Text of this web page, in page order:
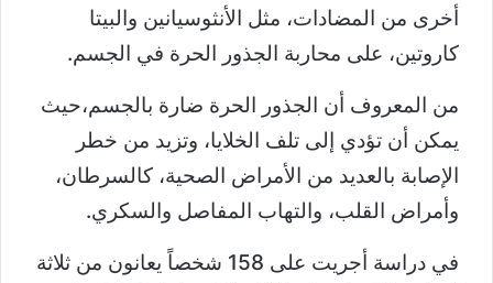
أخرى من المضادات، مثل الأنثوسيانين والبيتا
كاروتين، على محاربة الجذور الحرة في الجسم.
من المعروف أن الجذور الحرة ضارة بالجسم،حيث
يمكن أن تؤدي إلى تلف الخلايا، وتزيد من خطر
الإصابة بالعديد من الأمراض الصحية، كالسرطان،
وأمراض القلب، والتهاب المفاصل والسكري.
في دراسة أجريت على 158 شخصاً يعانون من ثلاثة